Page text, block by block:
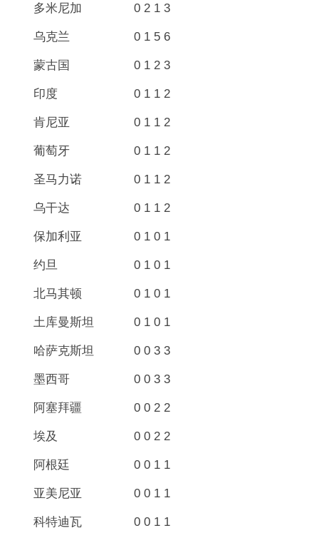
多米尼加 0 2 1 3
乌克兰 0 1 5 6
蒙古国 0 1 2 3
印度 0 1 1 2
肯尼亚 0 1 1 2
葡萄牙 0 1 1 2
圣马力诺 0 1 1 2
乌干达 0 1 1 2
保加利亚 0 1 0 1
约旦 0 1 0 1
北马其顿 0 1 0 1
土库曼斯坦 0 1 0 1
哈萨克斯坦 0 0 3 3
墨西哥 0 0 3 3
阿塞拜疆 0 0 2 2
埃及 0 0 2 2
阿根廷 0 0 1 1
亚美尼亚 0 0 1 1
科特迪瓦 0 0 1 1